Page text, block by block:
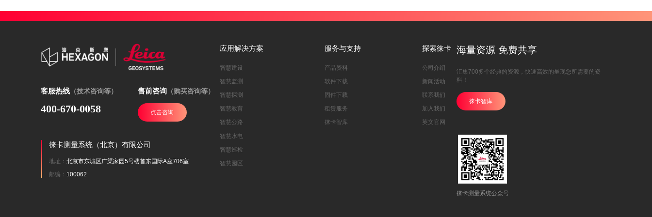
客服热线 （技术咨询等）
400-670-0058
售前咨询 （购买咨询等）
点击咨询
徕卡测量系统（北京）有限公司
地址： 北京市东城区广渠家园5号楼首东国际A座706室
邮编： 100062
应用解决方案
智慧建设
智慧监测
智慧探测
智慧教育
智慧公路
智慧水电
智慧巡检
智慧园区
服务与支持
产品资料
软件下载
固件下载
租赁服务
徕卡智库
探索徕卡
公司介绍
新闻活动
联系我们
加入我们
英文官网
海量资源 免费共享
汇集700多个经典的资源，快速高效的呈现您所需要的资
料！
徕卡智库
徕卡测量系统公众号